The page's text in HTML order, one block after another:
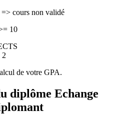
=> cours non validé
10
2
de votre GPA.
diplôme Echange